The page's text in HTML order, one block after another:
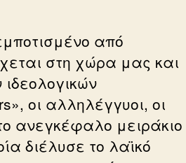
από
στη χώρα μας και
οι αλληλέγγυοι, οι
ανεγκέφαλο μειράκιο
διέλυσε το λαϊκό